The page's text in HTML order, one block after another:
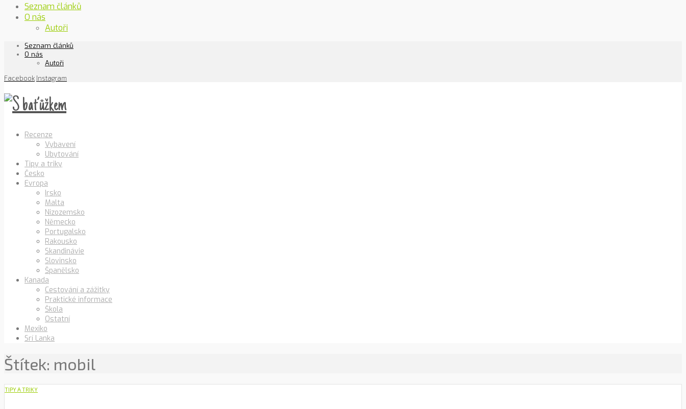
Seznam článků
O nás
Autoři
Seznam článků
O nás
Autoři
Facebook Instagram
Recenze
Vybavení
Ubytování
Tipy a triky
Česko
Evropa
Irsko
Malta
Nizozemsko
Německo
Portugalsko
Rakousko
Skandinávie
Slovinsko
Španělsko
Kanada
Cestování a zážitky
Praktické informace
Škola
Ostatní
Mexiko
Srí Lanka
Štítek: mobil
TIPY A TRIKY